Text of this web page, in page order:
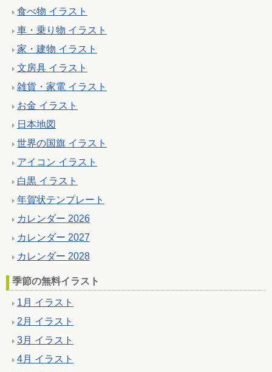
食べ物 イラスト
車・乗り物 イラスト
家・建物 イラスト
文房具 イラスト
雑貨・家電 イラスト
お金 イラスト
日本地図
世界の国旗 イラスト
アイコン イラスト
白黒 イラスト
年賀状テンプレート
カレンダー 2026
カレンダー 2027
カレンダー 2028
季節の無料イラスト
1月 イラスト
2月 イラスト
3月 イラスト
4月 イラスト